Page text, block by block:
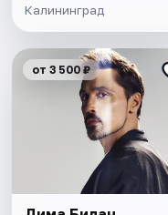
Калининград
от 3 500 ₽